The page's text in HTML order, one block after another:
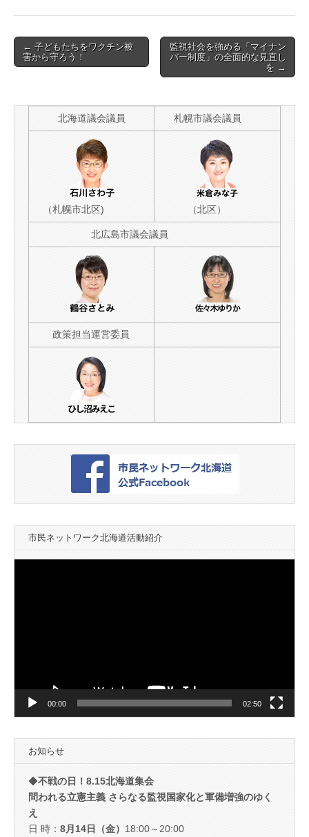
Post
navigation
← 子どもたちをワクチン被
害から守ろう！
監視社会を強める「マイナン
バー制度」の全面的な見直し
を →
北海道議会議員 札幌市議会議員
（札幌市北区) （北区）
北広島市議会議員
政策担当運営委員
市民ネットワーク北海道活動紹介
00:00 02:50
お知らせ
◆不戦の日！8.15北海道集会
問われる立憲主義 さらなる監視国家化と軍備増強のゆく
え
日 時： 8月14日（金） 18:00～20:00